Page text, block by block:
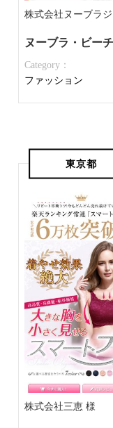
株式会社ヌーブラジ
ヌーブラ・ビー
Category：
ファッション
東京都
株式会社三恵 様